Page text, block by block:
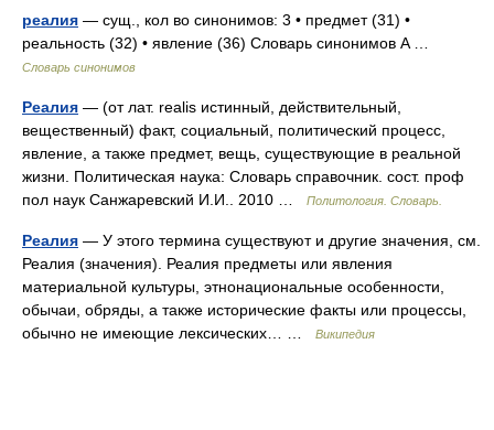
реалия — сущ., кол во синонимов: 3 • предмет (31) •
реальность (32) • явление (36) Словарь синонимов A …
Словарь синонимов
Реалия — (от лат. realis истинный, действительный,
вещественный) факт, социальный, политический процесс,
явление, а также предмет, вещь, существующие в реальной
жизни. Политическая наука: Словарь справочник. сост. проф
пол наук Санжаревский И.И.. 2010 …
Политология. Словарь.
Реалия — У этого термина существуют и другие значения, см.
Реалия (значения). Реалия предметы или явления
материальной культуры, этнонациональные особенности,
обычаи, обряды, а также исторические факты или процессы,
обычно не имеющие лексических… …
Википедия